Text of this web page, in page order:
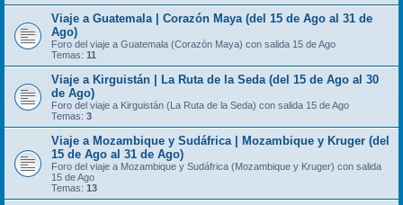
Viaje a Guatemala | Corazón Maya (del 15 de Ago al 31 de
Ago)
Foro del viaje a Guatemala (Corazón Maya) con salida 15 de Ago
Temas: 11
Viaje a Kirguistán | La Ruta de la Seda (del 15 de Ago al 30
de Ago)
Foro del viaje a Kirguistán (La Ruta de la Seda) con salida 15 de Ago
Temas: 3
Viaje a Mozambique y Sudáfrica | Mozambique y Kruger (del
15 de Ago al 31 de Ago)
Foro del viaje a Mozambique y Sudáfrica (Mozambique y Kruger) con salida
15 de Ago
Temas: 13